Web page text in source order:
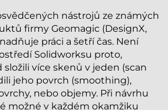
nástrojů ze známých
firmy Geomagic (DesignX,
práci a šetří čas. Není
Solidworksu proto,
více skenů v jeden (scan
jeho povrch (smoothing),
nebo objemy. Při návrhu
možné v každém okamžiku